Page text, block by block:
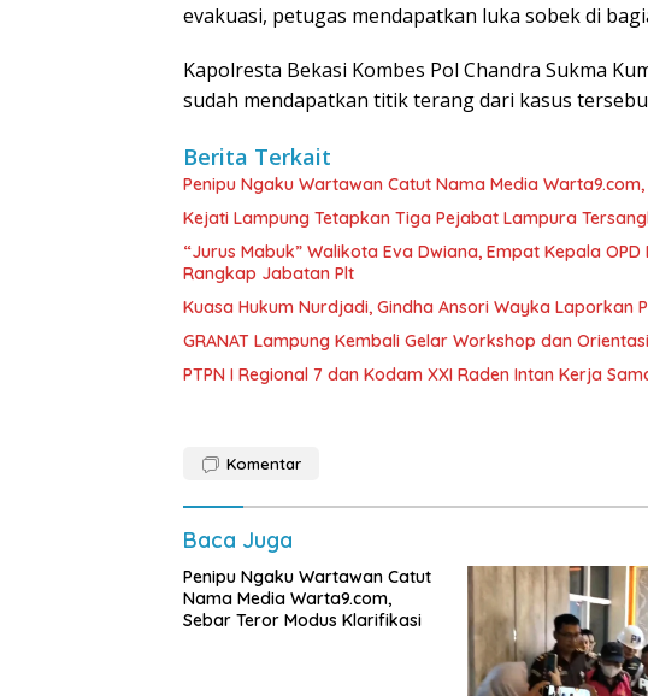
evakuasi, petugas mendapatkan luka sobek di
Kapolresta Bekasi Kombes Pol Chandra Sukma
sudah mendapatkan titik terang dari kasus
Berita Terkait
Penipu Ngaku Wartawan Catut Nama Media
Kejati Lampung Tetapkan Tiga Pejabat Lampura
“Jurus Mabuk” Walikota Eva Dwiana, Empat Kepala OPD
Rangkap Jabatan Plt
Kuasa Hukum Nurdjadi, Gindha Ansori Wayka Laporkan
GRANAT Lampung Kembali Gelar Workshop dan Orientasi
PTPN I Regional 7 dan Kodam XXI Raden Intan Kerja
Komentar
Baca Juga
Penipu Ngaku Wartawan Catut
Nama Media Warta9.com,
Sebar Teror Modus Klarifikasi